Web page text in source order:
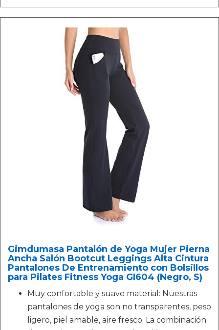
Gimdumasa Pantalón de Yoga Mujer Pierna
Ancha Salón Bootcut Leggings Alta Cintura
Pantalones De Entrenamiento con Bolsillos
para Pilates Fitness Yoga GI604 (Negro, S)
Muy confortable y suave material: Nuestras
pantalones de yoga son no transparentes, peso
ligero, piel amable, aire fresco. La combinación